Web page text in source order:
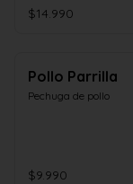
$14.990
Pollo Parrilla
Pechuga de pollo
$9.990